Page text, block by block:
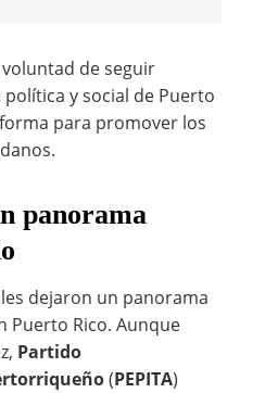
de seguir
y social de Puerto
para promover los
panorama
dejaron un panorama
Puerto Rico. Aunque
Partido
(PEPITA)